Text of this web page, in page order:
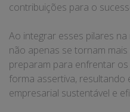
contribuições para o
Ao integrar esses pilares
não apenas se tornam
preparam para enfrentar
forma assertiva, resultando
empresarial sustentável e